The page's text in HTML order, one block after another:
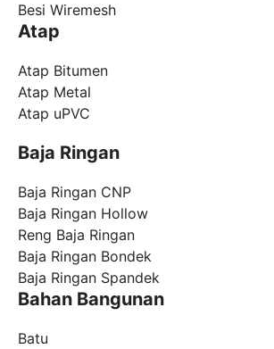
Besi Wiremesh
Atap
Atap Bitumen
Atap Metal
Atap uPVC
Baja Ringan
Baja Ringan CNP
Baja Ringan Hollow
Reng Baja Ringan
Baja Ringan Bondek
Baja Ringan Spandek
Bahan Bangunan
Batu